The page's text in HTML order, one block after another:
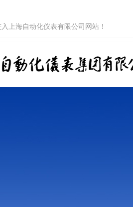
上海自动化仪表有限公司网站！